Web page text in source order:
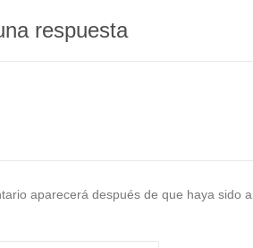
respuesta
aparecerá después de que haya sido